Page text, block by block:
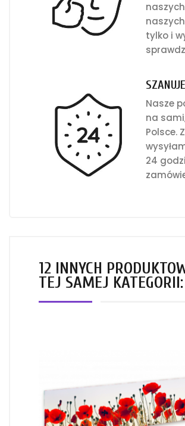
tylko i
Nasze
na
Polsce.
24
12 INNYCH
TEJ SAMEJ KATEGORII: